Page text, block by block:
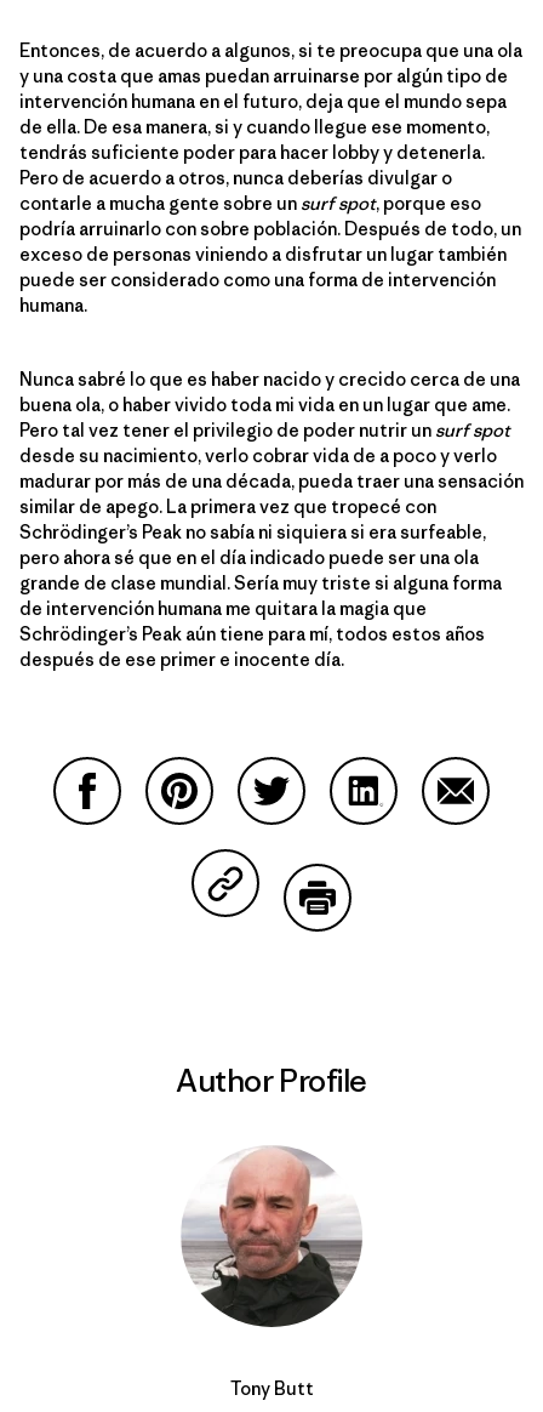
Entonces, de acuerdo a algunos, si te preocupa que una ola
y una costa que amas puedan arruinarse por algún tipo de
intervención humana en el futuro, deja que el mundo sepa
de ella. De esa manera, si y cuando llegue ese momento,
tendrás suficiente poder para hacer lobby y detenerla.
Pero de acuerdo a otros, nunca deberías divulgar o
contarle a mucha gente sobre un surf spot, porque eso
podría arruinarlo con sobre población. Después de todo, un
exceso de personas viniendo a disfrutar un lugar también
puede ser considerado como una forma de intervención
humana.
Nunca sabré lo que es haber nacido y crecido cerca de una
buena ola, o haber vivido toda mi vida en un lugar que ame.
Pero tal vez tener el privilegio de poder nutrir un surf spot
desde su nacimiento, verlo cobrar vida de a poco y verlo
madurar por más de una década, pueda traer una sensación
similar de apego. La primera vez que tropecé con
Schrödinger’s Peak no sabía ni siquiera si era surfeable,
pero ahora sé que en el día indicado puede ser una ola
grande de clase mundial. Sería muy triste si alguna forma
de intervención humana me quitara la magia que
Schrödinger’s Peak aún tiene para mí, todos estos años
después de ese primer e inocente día.
Share on Copy Link
Author Profile
Tony Butt